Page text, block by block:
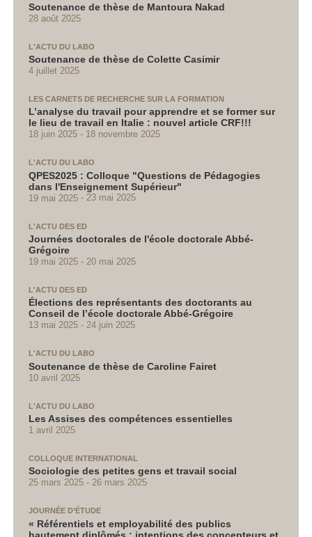
Soutenance de thèse de Mantoura Nakad
28 août 2025
L'ACTU DU LABO
Soutenance de thèse de Colette Casimir
4 juillet 2025
LES CARNETS DE RECHERCHE SUR LA FORMATION
L’analyse du travail pour apprendre et se former sur
le lieu de travail en Italie : nouvel article CRF!!!
18 juin 2025 18 novembre 2025
L'ACTU DU LABO
QPES2025 : Colloque "Questions de Pédagogies
dans l'Enseignement Supérieur"
19 mai 2025 23 mai 2025
L'ACTU DES ED
Journées doctorales de l'école doctorale Abbé-
Grégoire
19 mai 2025 20 mai 2025
L'ACTU DES ED
Élections des représentants des doctorants au
Conseil de l’école doctorale Abbé-Grégoire
13 mai 2025 24 juin 2025
L'ACTU DU LABO
Soutenance de thèse de Caroline Fairet
10 avril 2025
L'ACTU DU LABO
Les Assises des compétences essentielles
1 avril 2025
COLLOQUE INTERNATIONAL
Sociologie des petites gens et travail social
25 mars 2025 26 mars 2025
JOURNÉE D’ÉTUDE
« Référentiels et employabilité des publics
hautement diplômés : intentions des concepteurs et